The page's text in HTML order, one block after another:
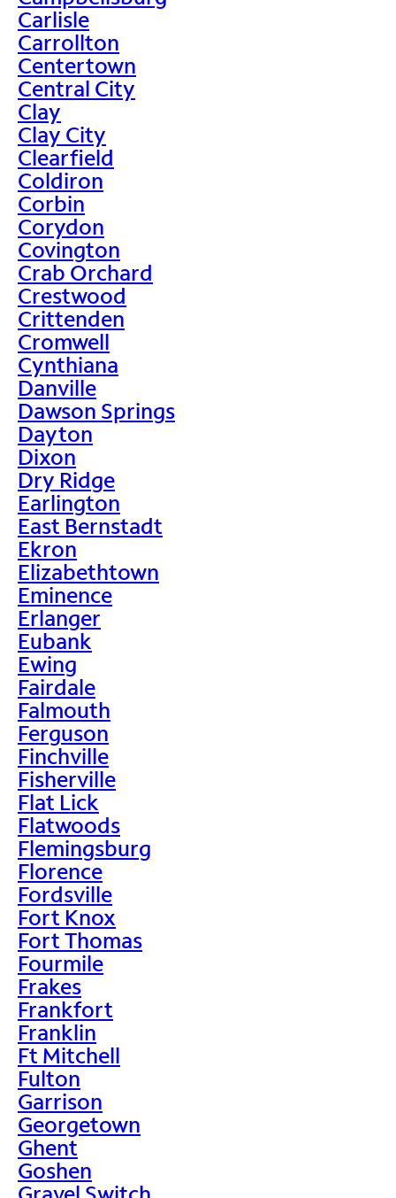
Carlisle
Carrollton
Centertown
Central City
Clay
Clay City
Clearfield
Coldiron
Corbin
Corydon
Covington
Crab Orchard
Crestwood
Crittenden
Cromwell
Cynthiana
Danville
Dawson Springs
Dayton
Dixon
Dry Ridge
Earlington
East Bernstadt
Ekron
Elizabethtown
Eminence
Erlanger
Eubank
Ewing
Fairdale
Falmouth
Ferguson
Finchville
Fisherville
Flat Lick
Flatwoods
Flemingsburg
Florence
Fordsville
Fort Knox
Fort Thomas
Fourmile
Frakes
Frankfort
Franklin
Ft Mitchell
Fulton
Garrison
Georgetown
Ghent
Goshen